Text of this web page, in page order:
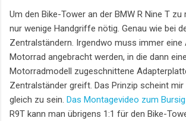
Um den Bike-Tower an der BMW R Nine T zu
nur wenige Handgriffe nötig. Genau wie bei
Zentralständern. Irgendwo muss immer eine
Motorrad angebracht werden, in die dann
Motorradmodell zugeschnittene
Zentralständer greift. Das Prinzip scheint mir
gleich zu sein. Das Montagevideo zum Bursig
R9T kann man übrigens 1:1 für den Bike-